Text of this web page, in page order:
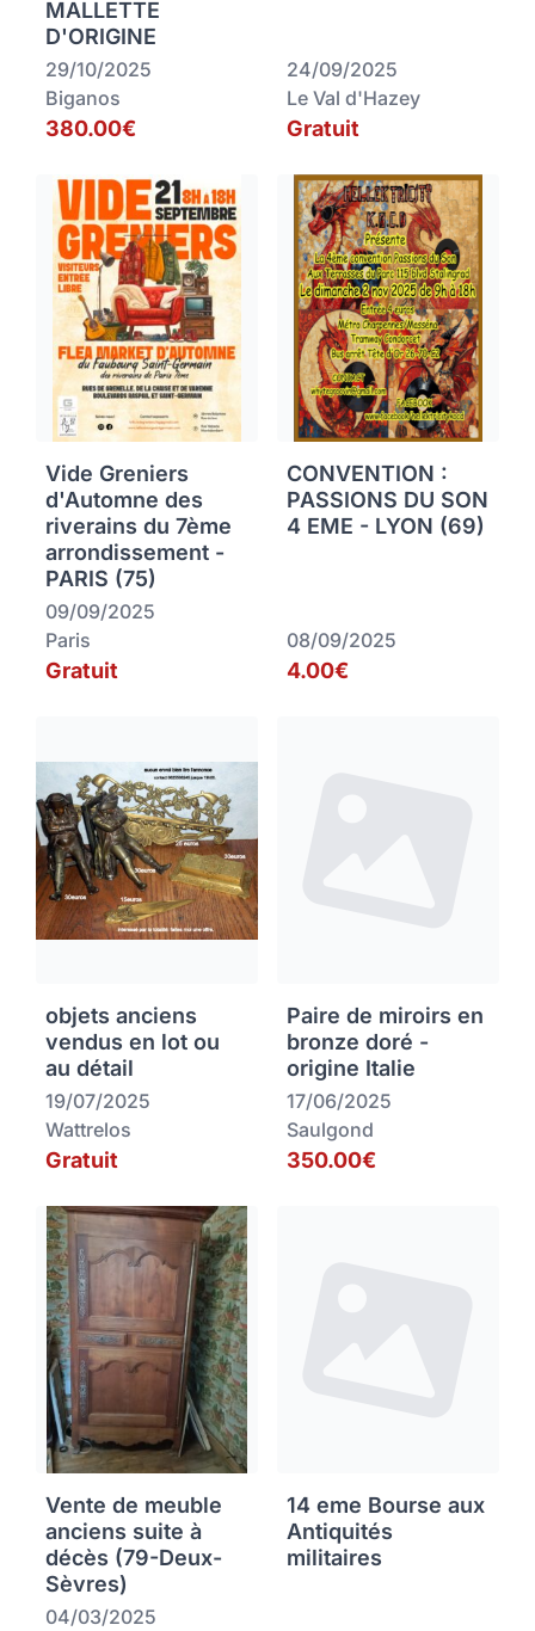
MALLETTE
D'ORIGINE
29/10/2025
Biganos
380.00€
24/09/2025
Le Val d'Hazey
Gratuit
Vide Greniers
d'Automne des
riverains du 7ème
arrondissement -
PARIS (75)
09/09/2025
Paris
Gratuit
CONVENTION :
PASSIONS DU SON
4 EME - LYON (69)
08/09/2025
4.00€
objets anciens
vendus en lot ou
au détail
19/07/2025
Wattrelos
Gratuit
Paire de miroirs en
bronze doré -
origine Italie
17/06/2025
Saulgond
350.00€
Vente de meuble
anciens suite à
décès (79-Deux-
Sèvres)
04/03/2025
14 eme Bourse aux
Antiquités
militaires